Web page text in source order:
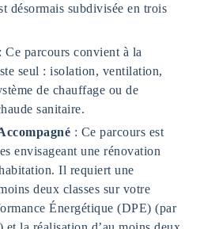
désormais subdivisée en trois
: Ce parcours convient à la
seul : isolation, ventilation,
de chauffage ou de
sanitaire.
: Ce parcours est
envisageant une rénovation
Il requiert une
deux classes sur votre
Énergétique (DPE) (par